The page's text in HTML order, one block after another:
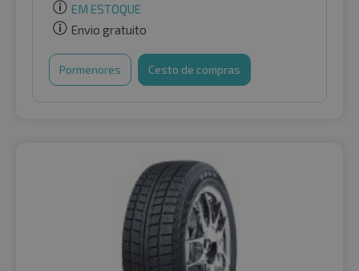
EM ESTOQUE
Envio gratuito
Pormenores Cesto de compras